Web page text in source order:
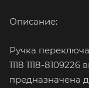
Описание:
Ручка
1118 1118-
предназначена